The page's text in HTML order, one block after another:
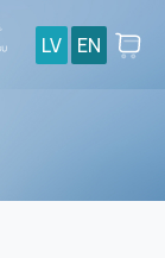
LV EN